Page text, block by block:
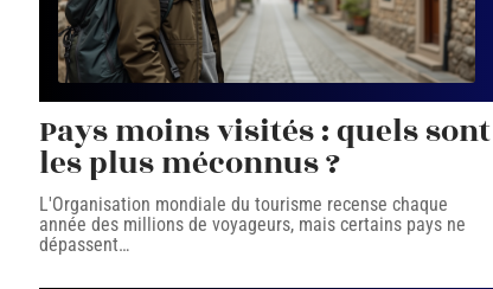
Pays moins visités : quels sont
les plus méconnus ?
L'Organisation mondiale du tourisme recense chaque
année des millions de voyageurs, mais certains pays ne
dépassent…